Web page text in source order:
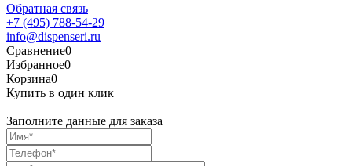
Обратная связь
+7 (495) 788-54-29
info@dispenseri.ru
Сравнение0
Избранное0
Корзина0
Купить в один клик
Заполните данные для заказа